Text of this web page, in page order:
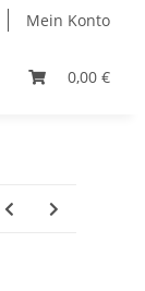
Mein Konto
0,00 €
Ketten & Colliers